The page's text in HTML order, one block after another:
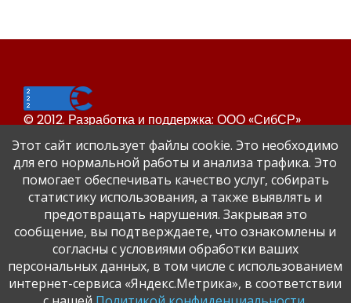
© 2012. Разработка и поддержка: ООО «СибСР»
Все права защищены законом и международными
соглашениями.
Сайт Динского района
Официальный сайт администрации Краснодарского
Этот сайт использует файлы cookie. Это необходимо
для его нормальной работы и анализа трафика. Это
помогает обеспечивать качество услуг, собирать
статистику использования, а также выявлять и
предотвращать нарушения. Закрывая это
сообщение, вы подтверждаете, что ознакомлены и
согласны с условиями обработки ваших
персональных данных, в том числе с использованием
интернет-сервиса «Яндекс.Метрика», в соответствии